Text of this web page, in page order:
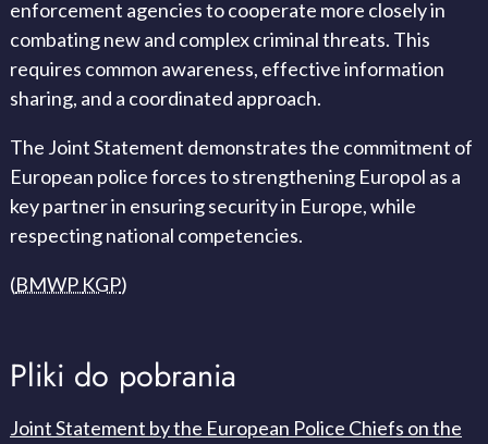
enforcement agencies to cooperate more closely in
combating new and complex criminal threats. This
requires common awareness, effective information
sharing, and a coordinated approach.
The Joint Statement demonstrates the commitment of
European police forces to strengthening Europol as a
key partner in ensuring security in Europe, while
respecting national competencies.
(BMWP KGP)
Pliki do pobrania
Joint Statement by the European Police Chiefs on the